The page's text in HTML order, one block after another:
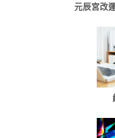
元辰宮改